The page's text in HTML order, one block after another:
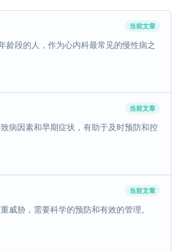
当前文章
龄段的人，作为心内科最常见的慢性病之
当前文章
病因素和早期症状，有助于及时预防和控
当前文章
威胁，需要科学的预防和有效的管理。